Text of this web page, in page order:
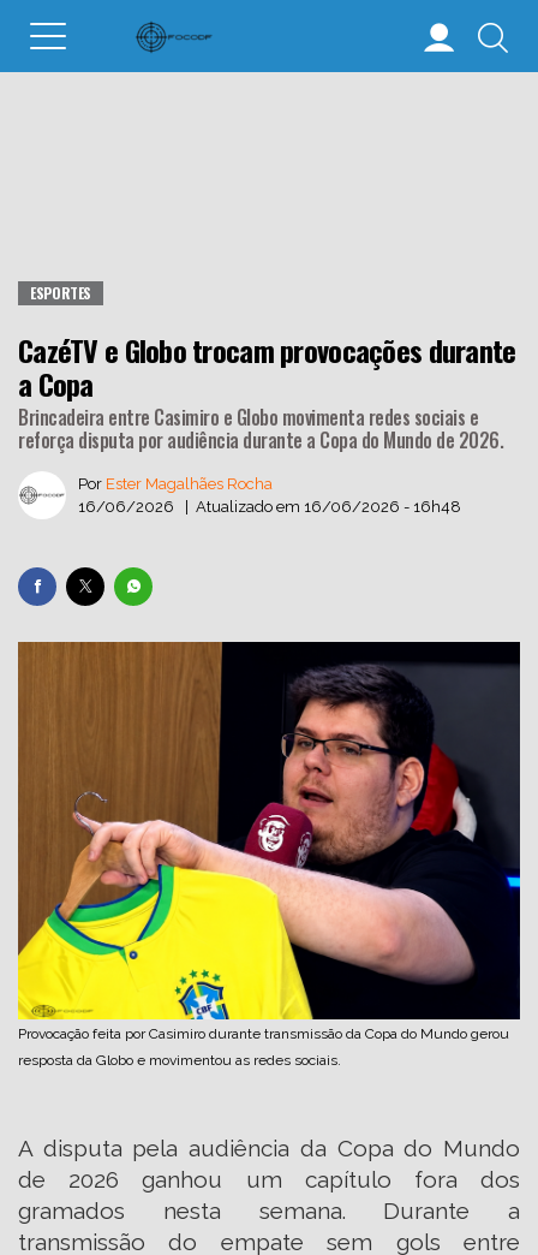
ESPORTES
CazéTV e Globo trocam provocações durante
a Copa
Brincadeira entre Casimiro e Globo movimenta redes sociais e
reforça disputa por audiência durante a Copa do Mundo de 2026.
Por Ester Magalhães Rocha
16/06/2026 | Atualizado em 16/06/2026 - 16h48
Provocação feita por Casimiro durante transmissão da Copa do Mundo gerou
resposta da Globo e movimentou as redes sociais.
A disputa pela audiência da Copa do Mundo
de 2026 ganhou um capítulo fora dos
gramados nesta semana. Durante a
transmissão do empate sem gols entre